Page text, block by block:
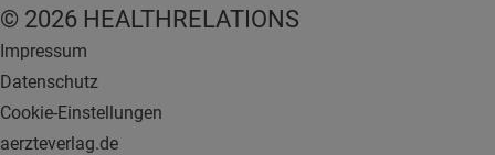
© 2026 HEALTHRELATIONS
Impressum
Datenschutz
Cookie-Einstellungen
aerzteverlag.de